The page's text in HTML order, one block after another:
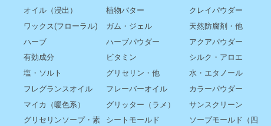
オイル（浸出）
植物バター クレイパウダー
ワックス(フローラル)
ガム・ジェル 天然防腐剤・他
ハーブ
ハーブパウダー アクアパウダー
有効成分
ビタミン シルク・アロエ
塩・ソルト
グリセリン・他 水・エタノール
フレグランスオイル
フレーバーオイル カラーパウダー
マイカ（暖色系）
グリッター（ラメ） サンスクリーン
グリセリンソープ・素
シートモールド
ソープモールド（四